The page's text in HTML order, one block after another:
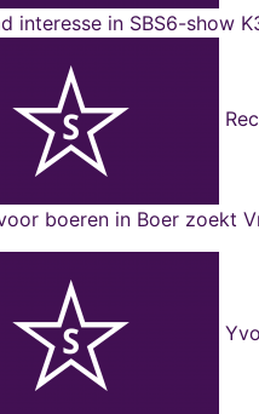
interesse in SBS6-show
boeren in Boer zoekt